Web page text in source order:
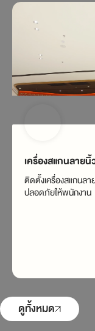
เครื่องสแกนลาย
ติดตั้งเครื่องสแกนล
ปลอดภัยให้พนักงาน
ดูทั้งหมด